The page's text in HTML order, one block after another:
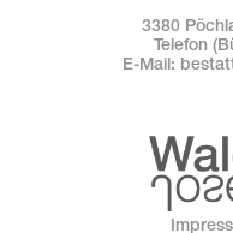
3380
Telefon
E-Mail: